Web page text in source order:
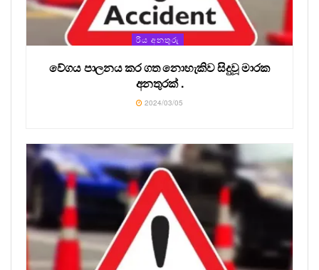
රිය අනතුරු
වේගය පාලනය කර ගත නොහැකිව සිදුවූ මාරක
අනතුරක් .
2024/03/05